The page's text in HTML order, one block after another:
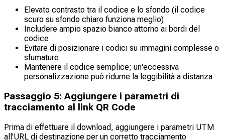
Elevato contrasto tra il codice e lo sfondo (il codice
scuro su sfondo chiaro funziona meglio)
Includere ampio spazio bianco attorno ai bordi del
codice
Evitare di posizionare i codici su immagini complesse o
sfumature
Mantenere il codice semplice; un'eccessiva
personalizzazione può ridurne la leggibilità a distanza
Passaggio 5: Aggiungere i parametri di
tracciamento al link QR Code
Prima di effettuare il download, aggiungere i parametri UTM
all’URL di destinazione per un corretto tracciamento